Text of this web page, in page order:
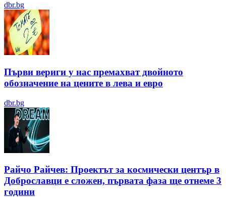
dbr.bg
Първи вериги у нас премахват двойното
обозначение на цените в лева и евро
dbr.bg
Райчо Райчев: Проектът за космически център в
Доброславци е сложен, първата фаза ще отнеме 3
години